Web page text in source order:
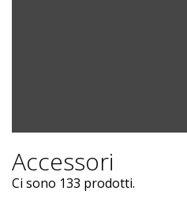
Accessori
Ci sono 133 prodotti.